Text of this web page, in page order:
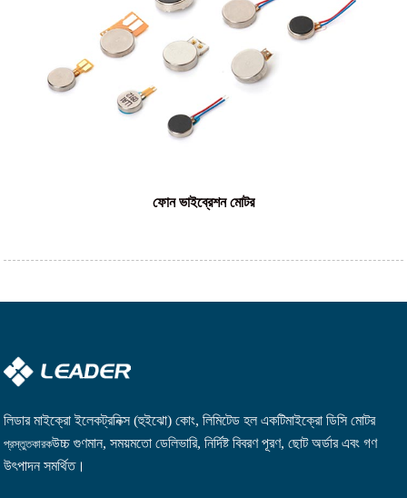
ফোন ভাইব্রেশন মোটর
লিডার মাইক্রো ইলেকট্রনিক্স (হুইঝো) কোং, লিমিটেড হল একটিমাইক্রো ডিসি মোটর
প্রস্তুতকারকউচ্চ গুণমান, সময়মতো ডেলিভারি, নির্দিষ্ট বিবরণ পূরণ, ছোট অর্ডার এবং গণ
উৎপাদন সমর্থিত।